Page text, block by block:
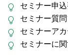
セミナー申
セミナー質
セミナーアカ
セミナーに